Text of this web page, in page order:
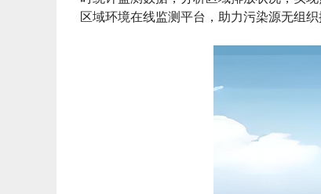
区域环境在线监测平台，助力污染源无组